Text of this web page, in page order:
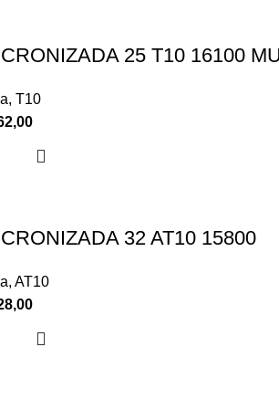
25 T10 16100
, T10
32 AT10 15800
, AT10